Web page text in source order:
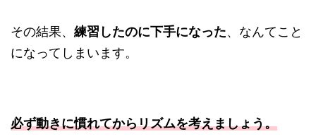
その結果、 練習したのに下手になった、なんてこと
になってしまいます。
必ず動きに慣れてからリズムを考えましょう。